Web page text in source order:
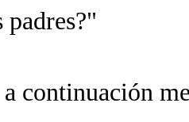
padres?"
continuación